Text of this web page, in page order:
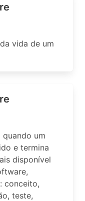
vida de um
um
e termina
disponível
conceito,
teste,